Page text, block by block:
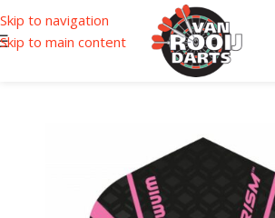
Skip to navigation
Skip to main content